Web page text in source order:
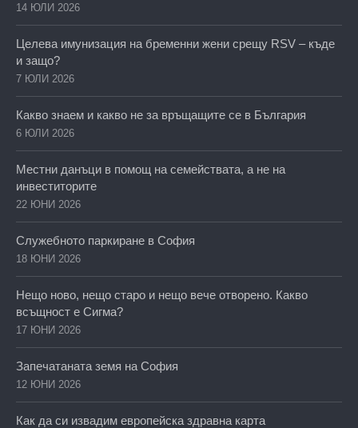
14 ЮЛИ 2026
Целева имунизация на бременни жени срещу RSV – къде
и защо?
7 ЮЛИ 2026
Какво знаем и какво не за връщащите се в България
6 ЮЛИ 2026
Местни данъци в помощ на семействата, а не на
инвеститорите
22 ЮНИ 2026
Служебното паркиране в София
18 ЮНИ 2026
Нещо ново, нещо старо и нещо вече отворено. Какво
всъщност е Сигма?
17 ЮНИ 2026
Запечатаната земя на София
12 ЮНИ 2026
Как да си извадим европейска здравна карта